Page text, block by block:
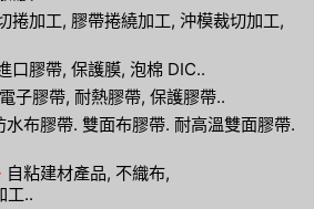
捲加工, 膠帶捲繞加工, 沖模裁切加工,
口膠帶, 保護膜, 泡棉 DIC..
子膠帶, 耐熱膠帶, 保護膠帶..
水布膠帶. 雙面布膠帶. 耐高溫雙面膠帶.
自粘建材產品, 不織布,
工..